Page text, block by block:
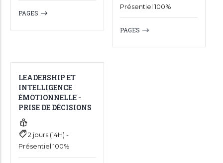
PAGES
Présentiel 100%
PAGES
LEADERSHIP ET
INTELLIGENCE
ÉMOTIONNELLE -
PRISE DE DÉCISIONS
2 jours (14H) -
Présentiel 100%